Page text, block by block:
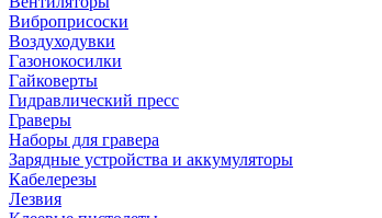
Виброприсоски
Воздуходувки
Газонокосилки
Гайковерты
Гидравлический пресс
Граверы
Наборы для гравера
Зарядные устройства и аккумуляторы
Кабелерезы
Лезвия